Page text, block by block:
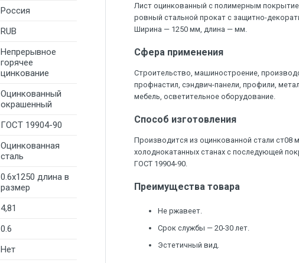
Россия
RUB
Непрерывное
горячее
цинкование
Оцинкованный
окрашенный
ГОСТ 19904-90
Оцинкованная
сталь
0.6х1250 длина в
размер
4,81
0.6
Нет
Лист оцинкованный с полимерным
ровный стальной прокат с защитно-
Ширина — 1250 мм, длина — мм.
Сфера применения
Строительство, машиностроение,
профнастил, сэндвич-панели, профили,
мебель, осветительное оборудование.
Способ изготовления
Производится из оцинкованной стали ст08
холоднокатанных станах с последующей
ГОСТ 19904-90.
Преимущества товара
Не ржавеет.
Срок службы — 20-30 лет.
Эстетичный вид.